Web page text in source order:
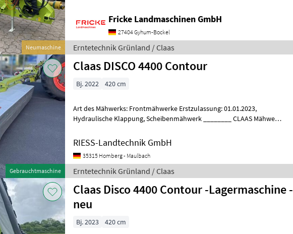
Neumaschine
Fricke Landmaschinen GmbH
27404 Gyhum-Bockel
Erntetechnik Grünland / Claas
Gebrauchtmaschine
Claas DISCO 4400 Contour
Bj. 2022 420 cm
Art des Mähwerks: Frontmähwerke Erstzulassung: 01.01.2023,
Hydraulische Klappung, Scheibenmähwerk ________ CLAAS Mähwerk
RIESS-Landtechnik GmbH
35315 Homberg - Maulbach
Erntetechnik Grünland / Claas
Claas Disco 4400 Contour -Lagermaschine -
neu
Bj. 2023
420 cm